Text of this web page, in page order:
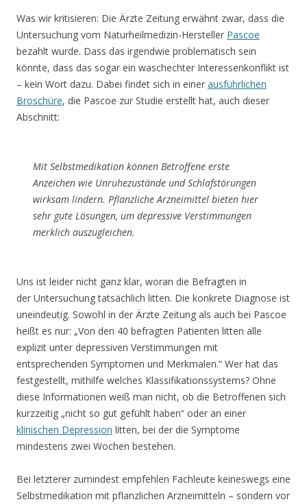
Was wir kritisieren: Die Ärzte Zeitung erwähnt zwar, dass die
Untersuchung vom Naturheilmedizin-Hersteller Pascoe
bezahlt wurde. Dass das irgendwie problematisch sein
könnte, dass das sogar ein waschechter Interessenkonflikt ist
– kein Wort dazu. Dabei findet sich in einer ausführlichen
Broschüre, die Pascoe zur Studie erstellt hat, auch dieser
Abschnitt:
Mit Selbstmedikation können Betroffene erste
Anzeichen wie Unruhezustände und Schlafstörungen
wirksam lindern. Pflanzliche Arzneimittel bieten hier
sehr gute Lösungen, um depressive Verstimmungen
merklich auszugleichen.
Uns ist leider nicht ganz klar, woran die Befragten in
der Untersuchung tatsächlich litten. Die konkrete Diagnose ist
uneindeutig. Sowohl in der Ärzte Zeitung als auch bei Pascoe
heißt es nur: „Von den 40 befragten Patienten litten alle
explizit unter depressiven Verstimmungen mit
entsprechenden Symptomen und Merkmalen.“ Wer hat das
festgestellt, mithilfe welches Klassifikationssystems? Ohne
diese Informationen weiß man nicht, ob die Betroffenen sich
kurzzeitig „nicht so gut gefühlt haben“ oder an einer
klinischen Depression litten, bei der die Symptome
mindestens zwei Wochen bestehen.
Bei letzterer zumindest empfehlen Fachleute keineswegs eine
Selbstmedikation mit pflanzlichen Arzneimitteln – sondern vor